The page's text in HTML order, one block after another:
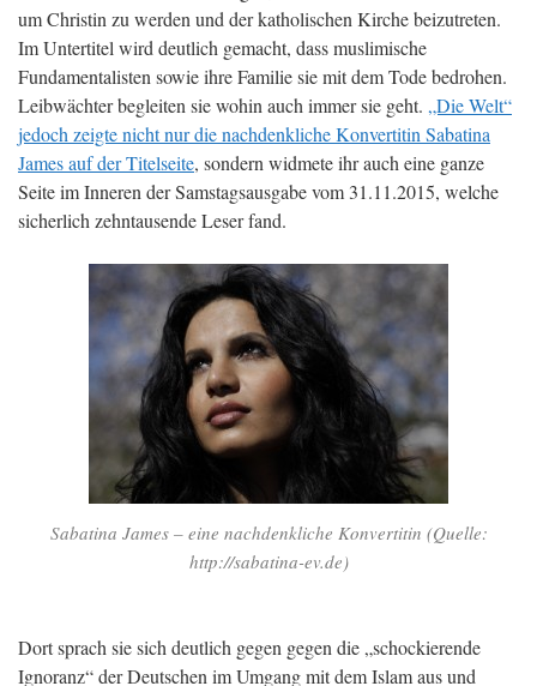
um Christin zu werden und der katholischen Kirche beizutreten.
Im Untertitel wird deutlich gemacht, dass muslimische
Fundamentalisten sowie ihre Familie sie mit dem Tode bedrohen.
Leibwächter begleiten sie wohin auch immer sie geht. „Die Welt“
jedoch zeigte nicht nur die nachdenkliche Konvertitin Sabatina
James auf der Titelseite, sondern widmete ihr auch eine ganze
Seite im Inneren der Samstagsausgabe vom 31.11.2015, welche
sicherlich zehntausende Leser fand.
Sabatina James – eine nachdenkliche Konvertitin (Quelle:
http://sabatina-ev.de)
Dort sprach sie sich deutlich gegen gegen die „schockierende
Ignoranz“ der Deutschen im Umgang mit dem Islam aus und